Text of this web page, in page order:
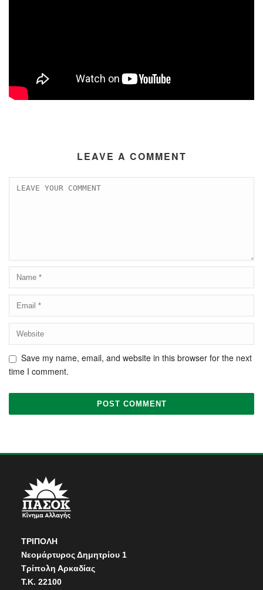
LEAVE A COMMENT
Save my name, email, and website in this browser for the next
time I comment.
ΤΡΙΠΟΛΗ
Νεομάρτυρος Δημητρίου 1
Τρίπολη Αρκαδίας
Τ.Κ. 22100